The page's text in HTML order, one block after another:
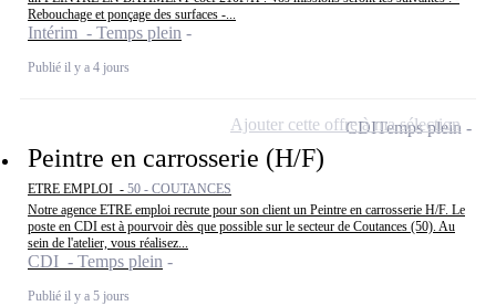
Rebouchage et ponçage des surfaces -...
Intérim - Temps plein
Publié il y a 4 jours
Peintre en carrosserie (H/F)
ETRE EMPLOI - 50 - COUTANCES
Notre agence ETRE emploi recrute pour son client un Peintre en carrosserie H/F. Le
poste en CDI est à pourvoir dès que possible sur le secteur de Coutances (50). Au
sein de l'atelier, vous réalisez...
CDI - Temps plein
Publié il y a 5 jours
CDITemps plein
Ajouter cette offre à ma sélection